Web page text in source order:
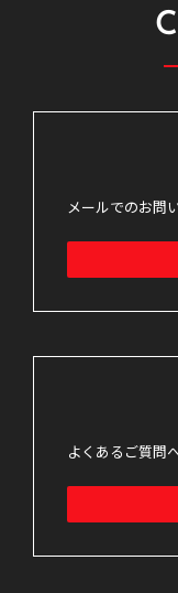
メールでのお問
よくあるご質問